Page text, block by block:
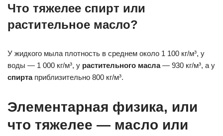
Что тяжелее спирт или
растительное масло?
У жидкого мыла плотность в среднем около 1 100 кг/м³, у
воды — 1 000 кг/м³, у растительного масла— 930 кг/м³, а у
спиртаприблизительно 800 кг/м³.
Элементарная физика, или
что тяжелее — масло или